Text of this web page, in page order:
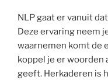
NLP gaat er vanuit
Deze ervaring neem
waarnemen komt de
koppel je er woorden
geeft. Herkaderen is